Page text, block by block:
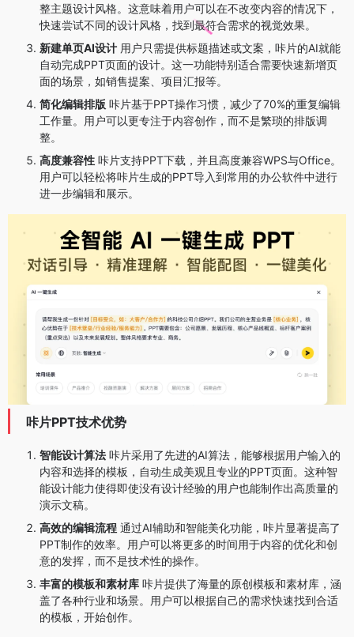
整主题设计风格。这意味着用户可以在不改变内容的情况下，
快速尝试不同的设计风格，找到最符合需求的视觉效果。
新建单页AI设计 用户只需提供标题描述或文案，咔片的AI就能
自动完成PPT页面的设计。这一功能特别适合需要快速新增页
面的场景，如销售提案、项目汇报等。
简化编辑排版 咔片基于PPT操作习惯，减少了70%的重复编辑
工作量。用户可以更专注于内容创作，而不是繁琐的排版调
整。
高度兼容性 咔片支持PPT下载，并且高度兼容WPS与Office。
用户可以轻松将咔片生成的PPT导入到常用的办公软件中进行
进一步编辑和展示。
咔片PPT技术优势
智能设计算法 咔片采用了先进的AI算法，能够根据用户输入的
内容和选择的模板，自动生成美观且专业的PPT页面。这种智
能设计能力使得即使没有设计经验的用户也能制作出高质量的
演示文稿。
高效的编辑流程 通过AI辅助和智能美化功能，咔片显著提高了
PPT制作的效率。用户可以将更多的时间用于内容的优化和创
意的发挥，而不是技术性的操作。
丰富的模板和素材库 咔片提供了海量的原创模板和素材库，涵
盖了各种行业和场景。用户可以根据自己的需求快速找到合适
的模板，开始创作。